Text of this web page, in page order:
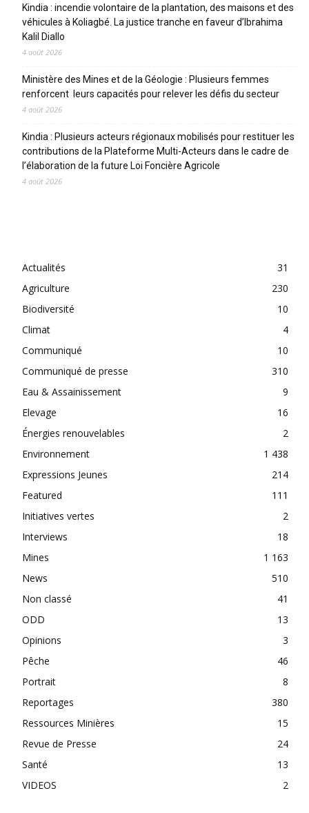
Kindia : incendie volontaire de la plantation, des maisons et des
véhicules à Koliagbé. La justice tranche en faveur d’Ibrahima
Kalil Diallo
4 août 2026
Ministère des Mines et de la Géologie : Plusieurs femmes
renforcent leurs capacités pour relever les défis du secteur
4 août 2026
Kindia : Plusieurs acteurs régionaux mobilisés pour restituer les
contributions de la Plateforme Multi-Acteurs dans le cadre de
l’élaboration de la future Loi Foncière Agricole
4 août 2026
Actualités
31
Agriculture
230
Biodiversité
10
Climat
4
Communiqué
10
Communiqué de presse
310
Eau & Assainissement
9
Elevage
16
Énergies renouvelables
2
Environnement
1 438
Expressions Jeunes
214
Featured
111
Initiatives vertes
2
Interviews
18
Mines
1 163
News
510
Non classé
41
ODD
13
Opinions
3
Pêche
46
Portrait
8
Reportages
380
Ressources Minières
15
Revue de Presse
24
Santé
13
VIDEOS
2